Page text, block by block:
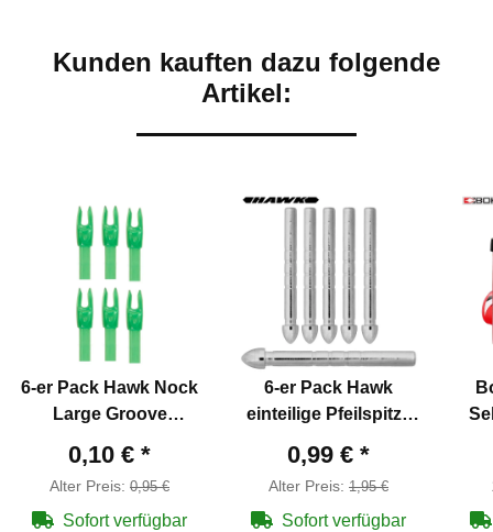
Kunden kauften dazu folgende
Artikel:
6-er Pack Hawk Nock
Large Groove
0,10 € *
Alter Preis: 0,95 €
Sofort verfügbar
6-er Pack Hawk
einteilige Pfeilspitze
0,99 € *
Alter Preis: 1,95 €
Sofort verfügbar